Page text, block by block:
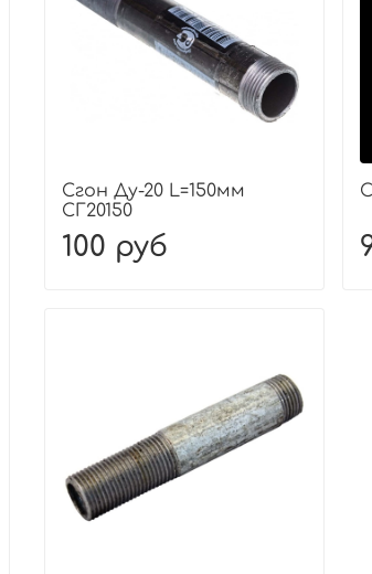
Сгон Ду-20 L=150мм
СГ20150
100 руб